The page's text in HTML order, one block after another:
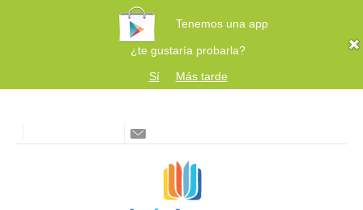
Tenemos una app
¿te gustaría probarla?
Sí
Más tarde